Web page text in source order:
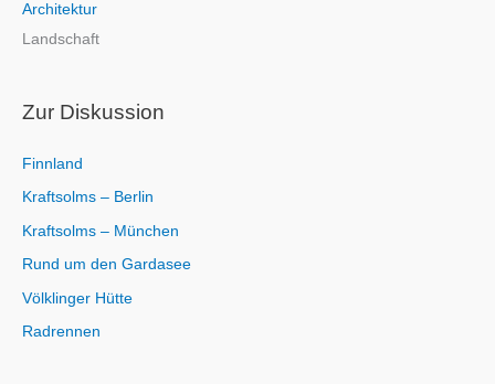
n
a
h
Architektur
Landschaft
Zur Diskussion
Finnland
Kraftsolms – Berlin
Kraftsolms – München
Rund um den Gardasee
Völklinger Hütte
Radrennen